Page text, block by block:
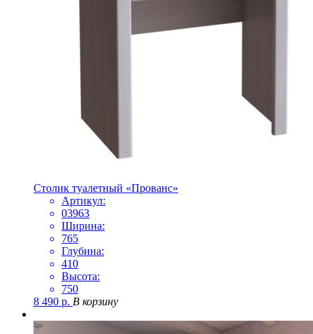
Столик туалетный «Прованс»
Артикул:
03963
Ширина:
765
Глубина:
410
Высота:
750
8 490 р. В корзину